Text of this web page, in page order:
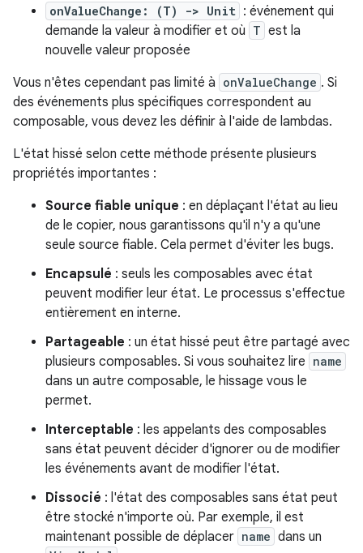
onValueChange: (T) -> Unit : événement qui
demande la valeur à modifier et où T est la
nouvelle valeur proposée
Vous n'êtes cependant pas limité à onValueChange . Si
des événements plus spécifiques correspondent au
composable, vous devez les définir à l'aide de lambdas.
L'état hissé selon cette méthode présente plusieurs
propriétés importantes :
Source fiable unique : en déplaçant l'état au lieu
de le copier, nous garantissons qu'il n'y a qu'une
seule source fiable. Cela permet d'éviter les bugs.
Encapsulé : seuls les composables avec état
peuvent modifier leur état. Le processus s'effectue
entièrement en interne.
Partageable : un état hissé peut être partagé avec
plusieurs composables. Si vous souhaitez lire name
dans un autre composable, le hissage vous le
permet.
Interceptable : les appelants des composables
sans état peuvent décider d'ignorer ou de modifier
les événements avant de modifier l'état.
Dissocié : l'état des composables sans état peut
être stocké n'importe où. Par exemple, il est
maintenant possible de déplacer name dans un